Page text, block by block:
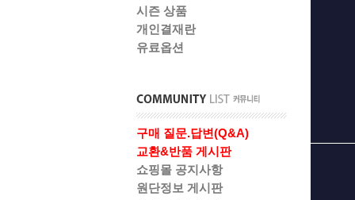
시즌 상품
개인결재란
유료옵션
구매 질문.답변(Q&A)
교환&반품 게시판
쇼핑몰 공지사항
원단정보 게시판